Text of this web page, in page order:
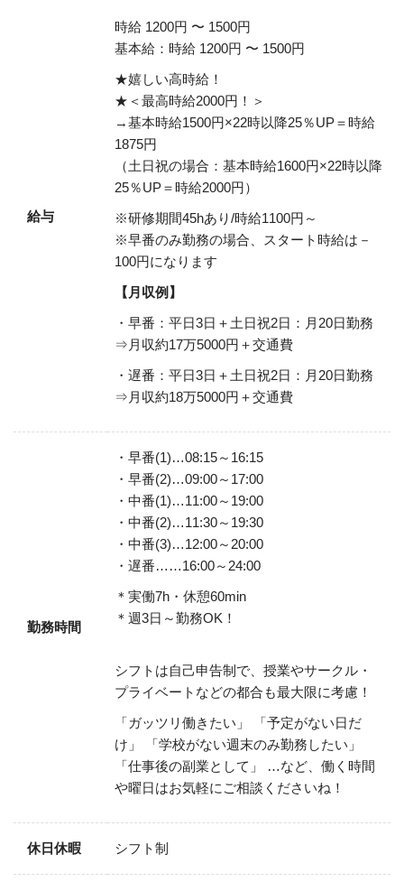
給与
時給 1200円 〜 1500円
基本給：時給 1200円 〜 1500円
★嬉しい高時給！
★＜最高時給2000円！＞
→基本時給1500円×22時以降25％UP＝時給
1875円
（土日祝の場合：基本時給1600円×22時以降
25％UP＝時給2000円）
※研修期間45hあり/時給1100円～
※早番のみ勤務の場合、スタート時給は－
100円になります
【月収例】
・早番：平日3日＋土日祝2日：月20日勤務
⇒月収約17万5000円＋交通費
・遅番：平日3日＋土日祝2日：月20日勤務
⇒月収約18万5000円＋交通費
勤務時間
・早番(1)…08:15～16:15
・早番(2)…09:00～17:00
・中番(1)…11:00～19:00
・中番(2)…11:30～19:30
・中番(3)…12:00～20:00
・遅番……16:00～24:00
＊実働7h・休憩60min
＊週3日～勤務OK！
シフトは自己申告制で、授業やサークル・
プライベートなどの都合も最大限に考慮！
「ガッツリ働きたい」
「予定がない日だ
け」
「学校がない週末のみ勤務したい」
「仕事後の副業として」
…など、働く時間
や曜日はお気軽にご相談くださいね！
休日休暇 シフト制